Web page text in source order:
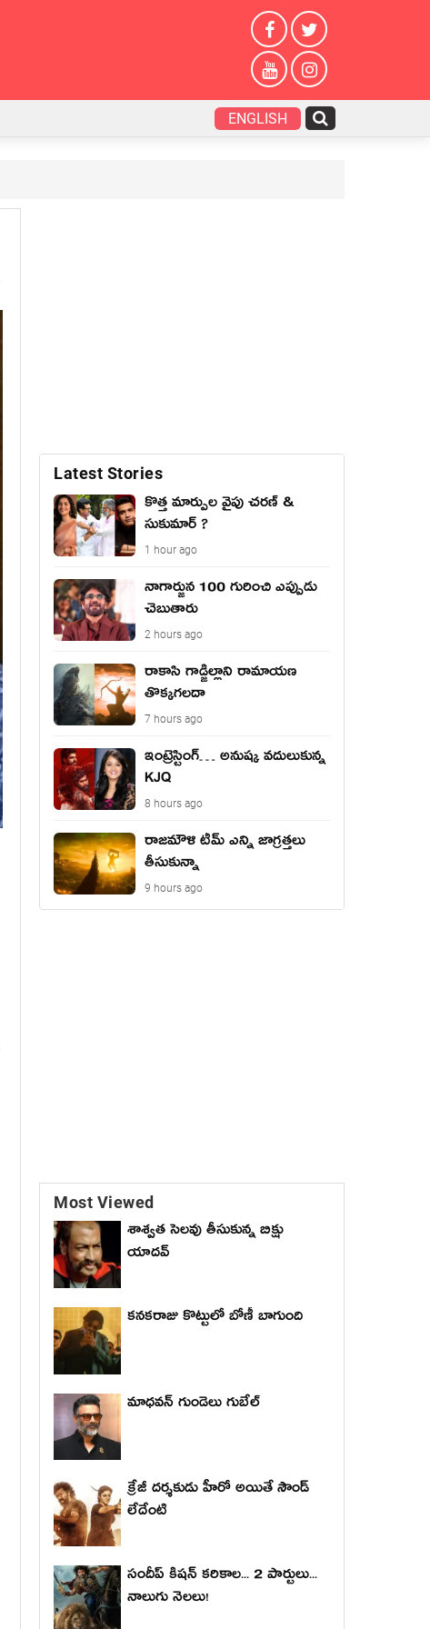
ENGLISH
Latest Stories
కొత్త మార్పుల వైపు చరణ్ &
సుకుమార్ ?
1 hour ago
నాగార్జున 100 గురించి ఎప్పుడు
చెబుతారు
2 hours ago
రాకాసి గాడ్జిల్లాని రామాయణ
తొక్కగలదా
7 hours ago
ఇంట్రెస్టింగ్… అనుష్క వదులుకున్న
KJQ
8 hours ago
రాజమౌళి టీమ్ ఎన్ని జాగ్రత్తలు
తీసుకున్నా
9 hours ago
Most Viewed
శాశ్వత సెలవు తీసుకున్న బిక్షు
యాదవ్
కనకరాజు కొట్టులో బోణీ బాగుంది
మాధ‌వ‌న్ గుండెలు గుబేల్‌
క్రేజీ దర్శకుడు హీరో అయితే సౌండ్
లేదేంటి
సందీప్ కిషన్ కరికాల... 2 పార్టులు...
నాలుగు నెలలు!